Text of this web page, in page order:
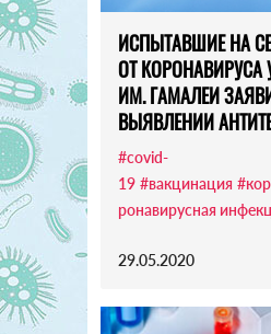
ИСПЫТАВШИЕ НА
ОТ КОРОНАВИРУСА
ИМ. ГАМАЛЕИ
ВЫЯВЛЕНИИ
#covid-
19 #вакцинация
ронавирусная
29.05.2020